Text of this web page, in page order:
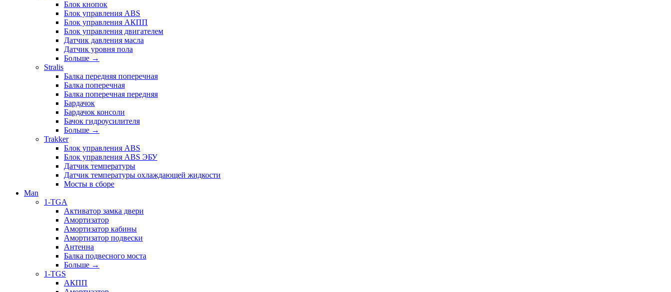
Блок кнопок
Блок управления ABS
Блок управления АКПП
Блок управления двигателем
Датчик давления масла
Датчик уровня пола
Больше →
Stralis
Балка передняя поперечная
Балка поперечная
Балка поперечная передняя
Бардачок
Бардачок консоли
Бачок гидроусилителя
Больше →
Trakker
Блок управления ABS
Блок управления ABS ЭБУ
Датчик температуры
Датчик температуры охлаждающей жидкости
Мосты в сборе
Man
1-TGA
Активатор замка двери
Амортизатор
Амортизатор кабины
Амортизатор подвески
Антенна
Балка подвесного моста
Больше →
1-TGS
АКПП